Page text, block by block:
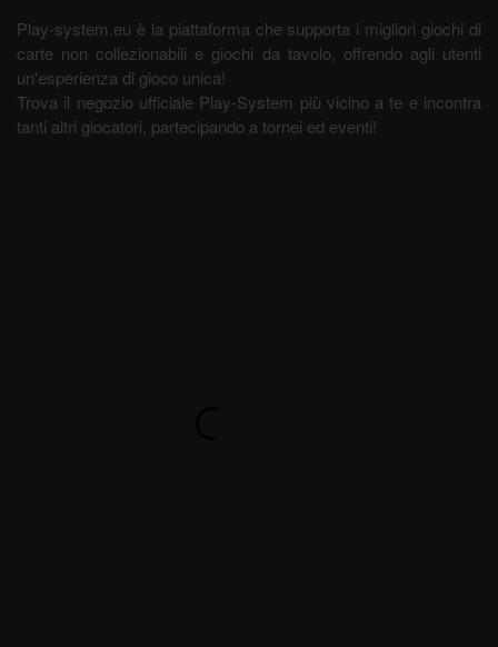
Play-system.eu è la piattaforma che supporta i migliori giochi di
carte non collezionabili e giochi da tavolo, offrendo agli utenti
un'esperienza di gioco unica!
Trova il negozio ufficiale Play-System più vicino a te e incontra
tanti altri giocatori, partecipando a tornei ed eventi!